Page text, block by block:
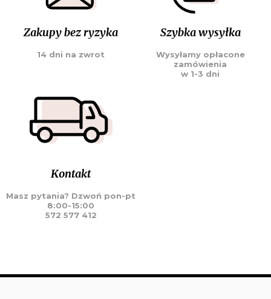
Zakupy bez ryzyka
14 dni na zwrot
Szybka wysyłka
Wysyłamy opłacone
zamówienia
w 1-3 dni
Kontakt
Masz pytania? Dzwoń pon-pt
8:00-15:00
572 577 412